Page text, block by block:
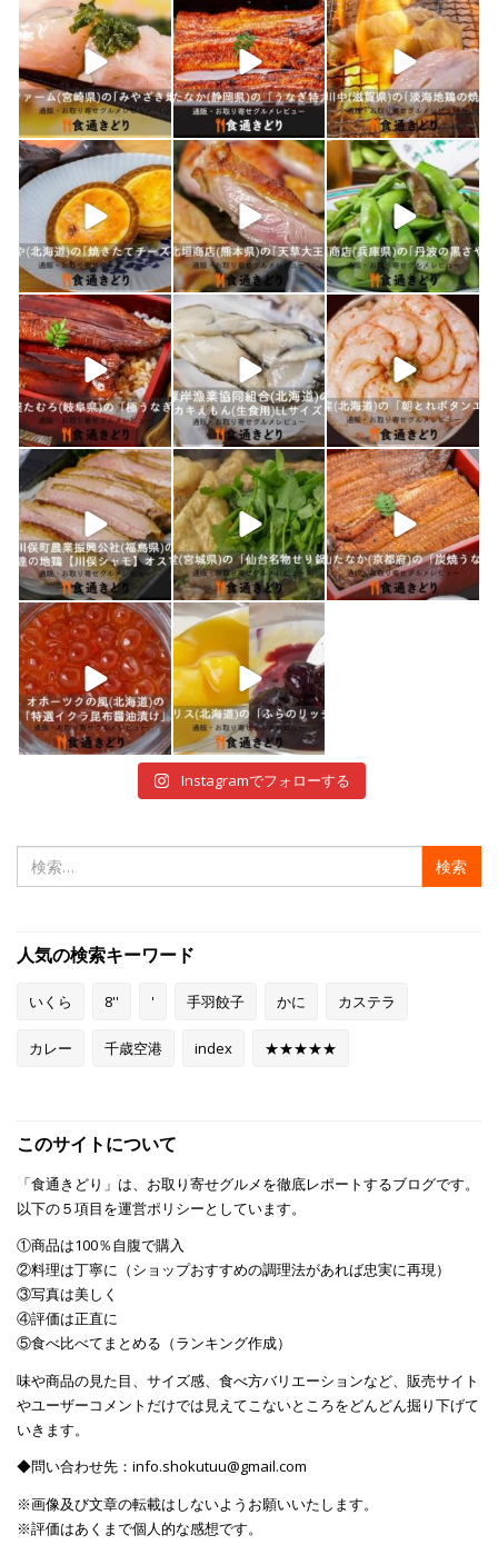
shokutuu_kidori
1月 21
shokutuu_kidori
1月 19
shokutuu_kidori
1月 18
shokutuu_kidori
1月 17
shokutuu_kidori
1月 16
shokutuu_kidori
1月 15
shokutuu_kidori
1月 10
shokutuu_kidori
1月 9
shokutuu_kidori
1月 8
shokutuu_kidori
1月 7
shokutuu_kidori
1月 5
shokutuu_kidori
12月 30
shokutuu_kidori
12月 29
shokutuu_kidori
12月 28
Instagramでフォローする
索:
人気の検索キーワード
いくら 8'' ' 手羽餃子 かに カステラ
カレー 千歳空港 index ★★★★★
このサイトについて
「食通きどり」は、お取り寄せグルメを徹底レポートするブログです。
以下の５項目を運営ポリシーとしています。
①商品は100％自腹で購入
②料理は丁寧に（ショップおすすめの調理法があれば忠実に再現）
③写真は美しく
④評価は正直に
⑤食べ比べてまとめる（ランキング作成）
味や商品の見た目、サイズ感、食べ方バリエーションなど、販売サイト
やユーザーコメントだけでは見えてこないところをどんどん掘り下げて
いきます。
◆問い合わせ先：info.shokutuu@gmail.com
※画像及び文章の転載はしないようお願いいたします。
※評価はあくまで個人的な感想です。